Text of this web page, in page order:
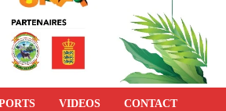
VIDEOS CONTACT